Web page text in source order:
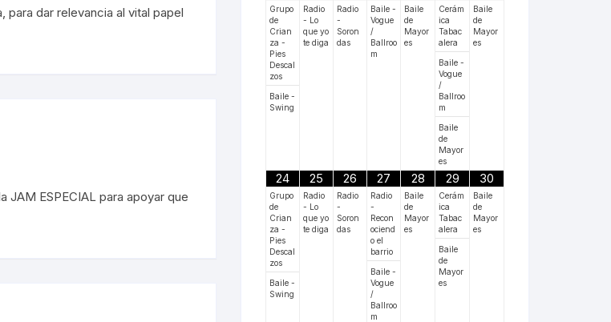
para dar relevancia al vital papel
JAM ESPECIAL para apoyar que
Grupo
de
Crian
za -
Pies
Descal
zos
Baile -
Swing
Radio
- Lo
que yo
te diga
Radio
-
Soron
das
Baile -
Vogue
/
Ballroo
m
Baile
de
Mayor
es
Cerám
ica
Tabac
alera
Baile -
Vogue
/
Ballroo
m
Baile
de
Mayor
es
Baile
de
Mayor
es
24
Grupo
de
Crian
za -
Pies
Descal
zos
Baile -
Swing
25
Radio
- Lo
que yo
te diga
26
Radio
-
Soron
das
27
Radio
-
Recon
ociend
o el
barrio
Baile -
Vogue
/
Ballroo
m
28
Baile
de
Mayor
es
29
Cerám
ica
Tabac
alera
Baile
de
Mayor
es
30
Baile
de
Mayor
es